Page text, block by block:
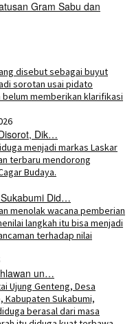
Gram Sabu dan
Dik…
Did…
un…